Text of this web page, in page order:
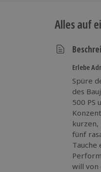
Alles auf
Erlebe
Spüre
des
500 PS
kurzen,
fünf
will von